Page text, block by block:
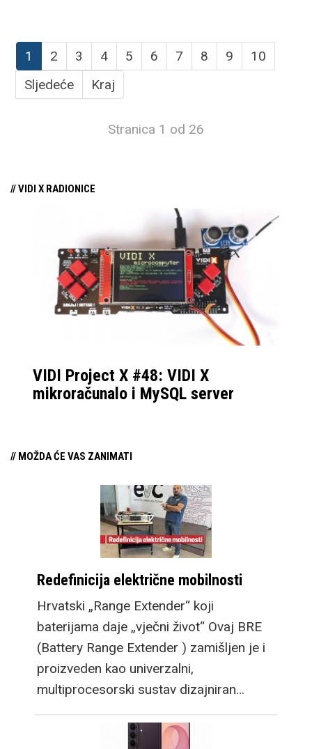
1 2 3 4 5 6 7 8 9
10
Sljedeće
Kraj
Stranica 1 od 26
// VIDI X RADIONICE
VIDI Project X #48: VIDI X
mikroračunalo i MySQL server
// MOŽDA ĆE VAS ZANIMATI
Redefinicija električne mobilnosti
Hrvatski „Range Extender“ koji
baterijama daje „vječni život“ Ovaj BRE
(Battery Range Extender ) zamišljen je i
proizveden kao univerzalni,
multiprocesorski sustav dizajniran…